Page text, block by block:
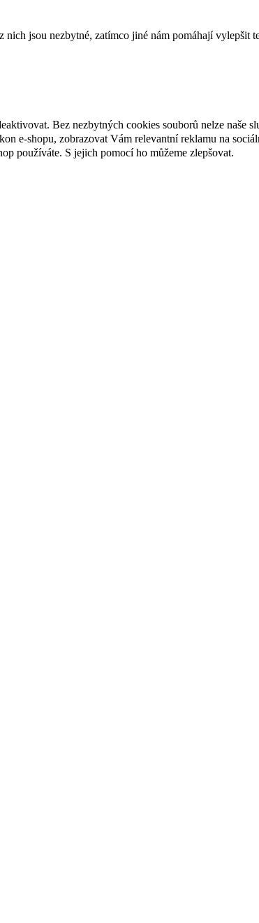
jsou nezbytné, zatímco jiné nám pomáhají vylepšit
Bez nezbytných cookies souborů nelze naše
e-shopu, zobrazovat Vám relevantní reklamu na
používáte. S jejich pomocí ho můžeme zlepšovat.